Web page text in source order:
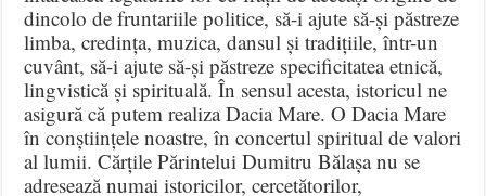
dincolo de fruntariile politice, să-i ajute să-și păstreze
limba, credința, muzica, dansul și tradițiile, într-un
cuvânt, să-i ajute să-și păstreze specificitatea etnică,
lingvistică și spirituală. În sensul acesta, istoricul ne
asigură că putem realiza Dacia Mare. O Dacia Mare
în conștiințele noastre, în concertul spiritual de valori
al lumii. Cărțile Părintelui Dumitru Bălașa nu se
adresează numai istoricilor, cercetătorilor,